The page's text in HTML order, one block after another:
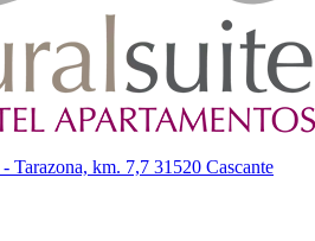
Tarazona, km. 7,7 31520 Cascante